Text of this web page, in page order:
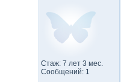
Стаж: 7 лет 3 мес.
Сообщений: 1